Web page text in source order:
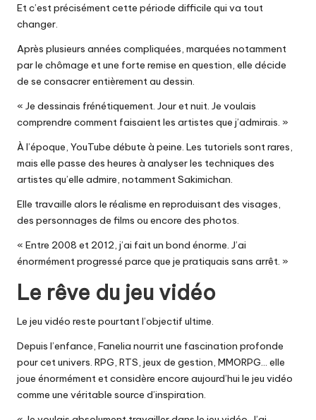
Et c’est précisément cette période difficile qui va tout
changer.
Après plusieurs années compliquées, marquées notamment
par le chômage et une forte remise en question, elle décide
de se consacrer entièrement au dessin.
« Je dessinais frénétiquement. Jour et nuit. Je voulais
comprendre comment faisaient les artistes que j’admirais. »
À l’époque, YouTube débute à peine. Les tutoriels sont rares,
mais elle passe des heures à analyser les techniques des
artistes qu’elle admire, notamment Sakimichan.
Elle travaille alors le réalisme en reproduisant des visages,
des personnages de films ou encore des photos.
« Entre 2008 et 2012, j’ai fait un bond énorme. J’ai
énormément progressé parce que je pratiquais sans arrêt. »
Le rêve du jeu vidéo
Le jeu vidéo reste pourtant l’objectif ultime.
Depuis l’enfance, Fanelia nourrit une fascination profonde
pour cet univers. RPG, RTS, jeux de gestion, MMORPG… elle
joue énormément et considère encore aujourd’hui le jeu vidéo
comme une véritable source d’inspiration.